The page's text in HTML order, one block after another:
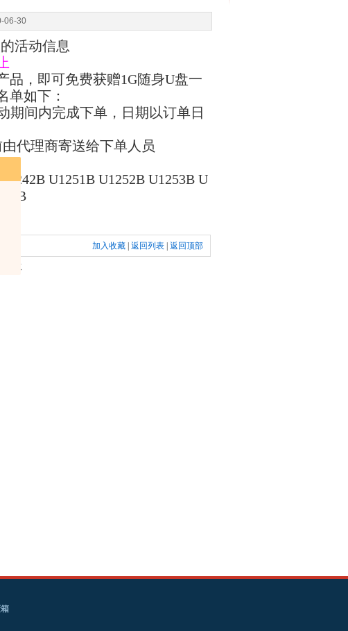
06-30
的活动信息
品，即可免费获赠1G随身U盘一
单如下：
期间内完成下单，日期以订单日
代理商寄送给下单人员
U1251B U1252B U1253B U
加入收藏 返回列表 返回顶部
选取